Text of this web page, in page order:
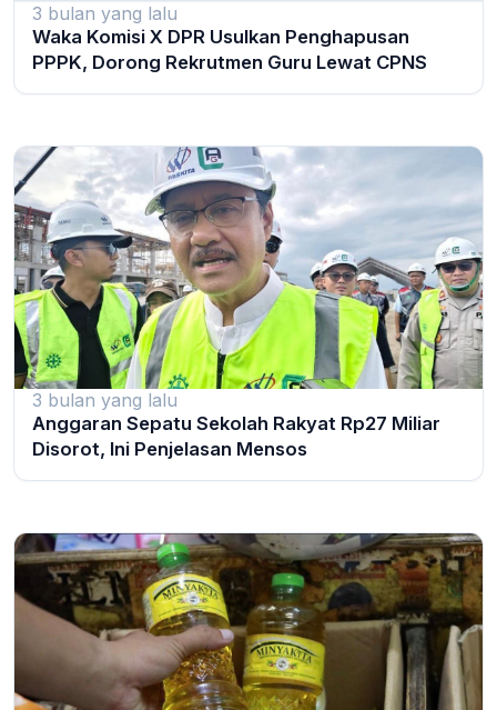
3 bulan yang lalu
Waka Komisi X DPR Usulkan Penghapusan
PPPK, Dorong Rekrutmen Guru Lewat CPNS
3 bulan yang lalu
Anggaran Sepatu Sekolah Rakyat Rp27 Miliar
Disorot, Ini Penjelasan Mensos